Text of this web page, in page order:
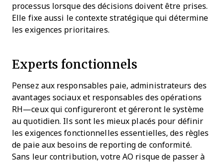
processus lorsque des décisions doivent être prises.
Elle fixe aussi le contexte stratégique qui détermine
les exigences prioritaires.
Experts fonctionnels
Pensez aux responsables paie, administrateurs des
avantages sociaux et responsables des opérations
RH—ceux qui configureront et géreront le système
au quotidien. Ils sont les mieux placés pour définir
les exigences fonctionnelles essentielles, des règles
de paie aux besoins de reporting de conformité.
Sans leur contribution, votre AO risque de passer à